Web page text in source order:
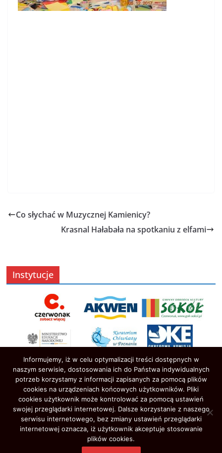
Co słychać w Muzycznej Kamienicy?
Krasnal Hałabała na spotkaniu z elfami
Instytucje
Prawa autorskie © 2026 Oświata w Czerwonaku. Wszystkie
prawa zastrzeżone.
stworzony przez ThemeGrill. Wspierane przez
Informujemy, iż w celu optymalizacji treści dostępnych w
naszym serwisie, dostosowania ich do Państwa indywidualnych
potrzeb korzystamy z informacji zapisanych za pomocą plików
cookies na urządzeniach końcowych użytkowników. Pliki
cookies użytkownik może kontrolować za pomocą ustawień
swojej przeglądarki internetowej. Dalsze korzystanie z naszego
serwisu internetowego, bez zmiany ustawień przeglądarki
internetowej oznacza, iż użytkownik akceptuje stosowanie
plików cookies.